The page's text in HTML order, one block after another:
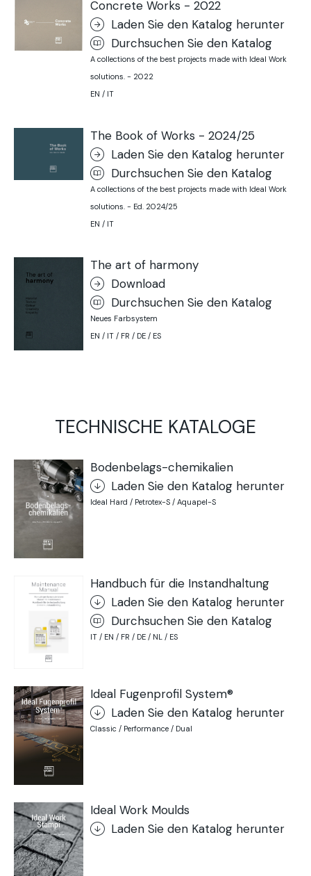
Concrete Works - 2022
Laden Sie den Katalog herunter
Durchsuchen Sie den Katalog
A collections of the best projects made with Ideal Work
solutions. - 2022
EN / IT
The Book of Works - 2024/25
Laden Sie den Katalog herunter
Durchsuchen Sie den Katalog
A collections of the best projects made with Ideal Work
solutions. - Ed. 2024/25
EN / IT
The art of harmony
Download
Durchsuchen Sie den Katalog
Neues Farbsystem
EN / IT / FR / DE / ES
TECHNISCHE KATALOGE
Bodenbelags-chemikalien
Laden Sie den Katalog herunter
Ideal Hard / Petrotex-S / Aquapel-S
Handbuch für die Instandhaltung
Laden Sie den Katalog herunter
Durchsuchen Sie den Katalog
IT / EN / FR / DE / NL / ES
Ideal Fugenprofil System®
Laden Sie den Katalog herunter
Classic / Performance / Dual
Ideal Work Moulds
Laden Sie den Katalog herunter